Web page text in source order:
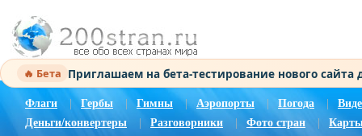
🔥 Бета Приглашаем на бета-тестирование нового
Флаги Гербы Гимны | Аэропорты Погода |
Деньги/конвертеры
Разговорники Фото стран